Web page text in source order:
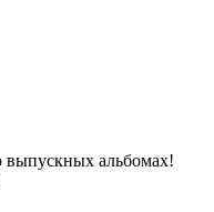
выпускных альбомах!